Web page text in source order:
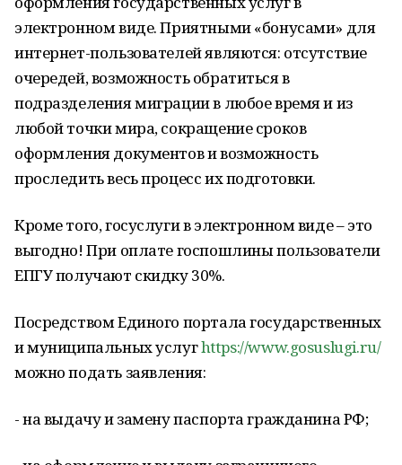
электронном виде. Приятными «бонусами» для
интернет-пользователей являются: отсутствие
очередей, возможность обратиться в
подразделения миграции в любое время и из
любой точки мира, сокращение сроков
оформления документов и возможность
проследить весь процесс их подготовки.
Кроме того, госуслуги в электронном виде – это
выгодно! При оплате госпошлины пользователи
ЕПГУ получают скидку 30%.
Посредством Единого портала государственных
и муниципальных услугhttps://www.gosuslugi.ru/
можно подать заявления:
- на выдачу и замену паспорта гражданина РФ;